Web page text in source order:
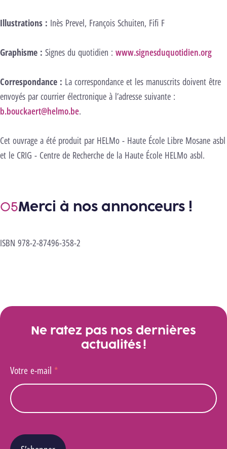
Illustrations : Inès Prevel, François Schuiten, Fifi F
Graphisme : Signes du quotidien : www.signesduquotidien.org
Correspondance : La correspondance et les manuscrits doivent être
envoyés par courrier électronique à l’adresse suivante :
b.bouckaert@helmo.be.
Cet ouvrage a été produit par HELMo - Haute École Libre Mosane asbl
et le CRIG - Centre de Recherche de la Haute École HELMo asbl.
Merci à nos annonceurs !
Sponsors
ISBN 978-2-87496-358-2
Ne ratez pas nos dernières
actualités !
Votre e-mail *